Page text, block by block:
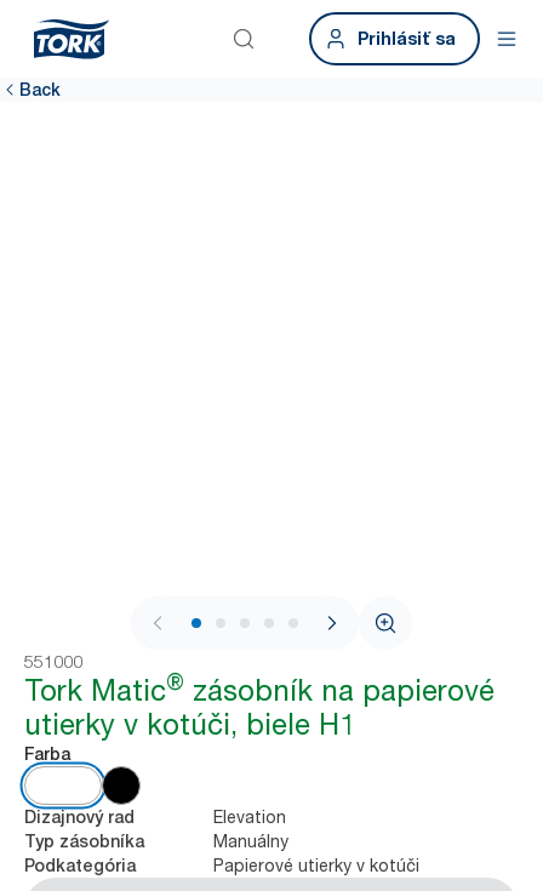
Prihlásiť sa
Back
1 / 8
551000
Tork Matic® zásobník na papierové
utierky v kotúči, biele H1
Farba
Dizajnový rad Elevation
Typ zásobníka Manuálny
Podkategória Papierové utierky v kotúči